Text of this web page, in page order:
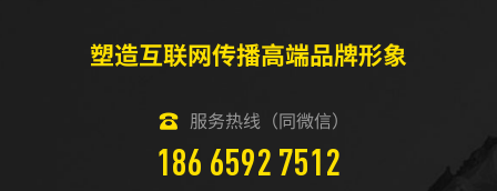
塑造互联网传播高端品牌形象
服务热线（同微信）
186 6592 7512